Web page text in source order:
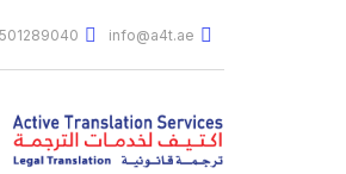
info@a4t.ae